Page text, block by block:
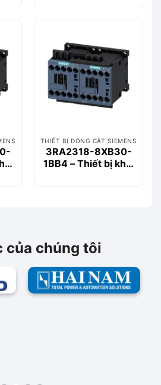
THIẾT BỊ ĐÓNG CẮT SIEMENS
3RA2318-8XB30-
1BB4 – Thiết bị khởi
của chúng tôi